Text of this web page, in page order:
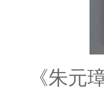
《朱元璋